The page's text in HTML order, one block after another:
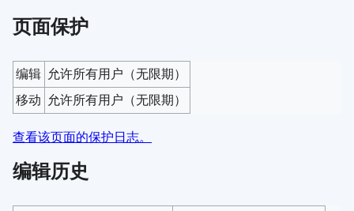
页面保护
编辑 允许所有用户​（无限期）
移动
允许所有用户​（无限期）
查看该页面的保护日志。
编辑历史